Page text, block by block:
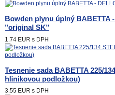
Bowden plynu úplný BABETTA
"original SK"
1.74 EUR s DPH
Tesnenie sada BABETTA 225/
hliníkovou podložkou)
3.55 EUR s DPH